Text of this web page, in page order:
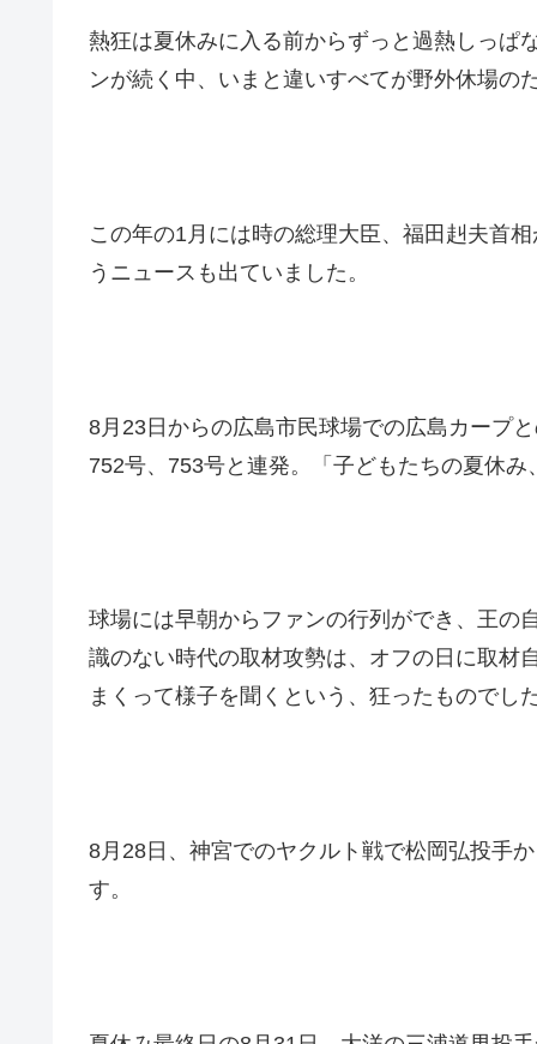
熱狂は夏休みに入る前からずっと過熱しっぱ
ンが続く中、いまと違いすべてが野外休場の
この年の1月には時の総理大臣、福田赳夫首
うニュースも出ていました。
8月23日からの広島市民球場での広島カープ
752号、753号と連発。「子どもたちの夏休
球場には早朝からファンの行列ができ、王の
識のない時代の取材攻勢は、オフの日に取材
まくって様子を聞くという、狂ったものでし
8月28日、神宮でのヤクルト戦で松岡弘投手
す。